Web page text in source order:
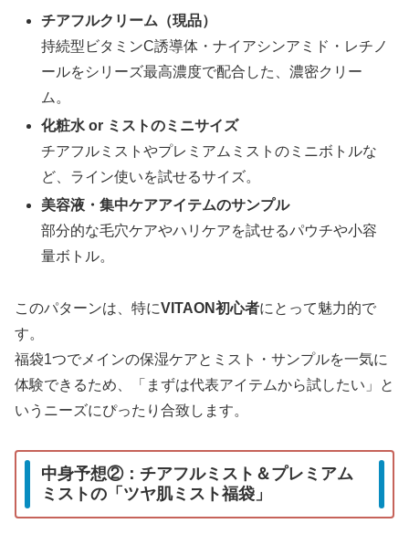
チアフルクリーム（現品）
持続型ビタミンC誘導体・ナイアシンアミド・レチノ
ールをシリーズ最高濃度で配合した、濃密クリー
ム。
化粧水 or ミストのミニサイズ
チアフルミストやプレミアムミストのミニボトルな
ど、ライン使いを試せるサイズ。
美容液・集中ケアアイテムのサンプル
部分的な毛穴ケアやハリケアを試せるパウチや小容
量ボトル。
このパターンは、特にVITAON初心者にとって魅力的で
す。
福袋1つでメインの保湿ケアとミスト・サンプルを一気に
体験できるため、「まずは代表アイテムから試したい」と
いうニーズにぴったり合致します。
中身予想②：チアフルミスト＆プレミアム
ミストの「ツヤ肌ミスト福袋」